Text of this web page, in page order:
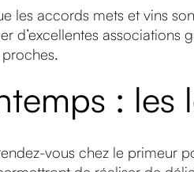
les accords mets et vins
d’excellentes
: les
vous chez le primeur